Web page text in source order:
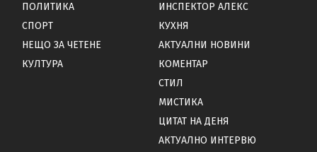
ПОЛИТИКА
СПОРТ
НЕЩО ЗА ЧЕТЕНЕ
КУЛТУРА
ИНСПЕКТОР АЛЕКС
КУХНЯ
АКТУАЛНИ НОВИНИ
КОМЕНТАР
СТИЛ
МИСТИКА
ЦИТАТ НА ДЕНЯ
АКТУАЛНО ИНТЕРВЮ